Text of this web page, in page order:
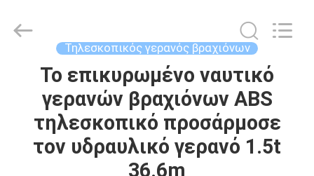
ΣΠΊΤΙ
ΠΡΟΪΌΝΤΑ
GROUP
Τηλεσκοπικός γερανός βραχιόνων
Το επικυρωμένο ναυτικό
γερανών βραχιόνων ABS
τηλεσκοπικό προσάρμοσε
τον υδραυλικό γερανό 1.5t
36.6m